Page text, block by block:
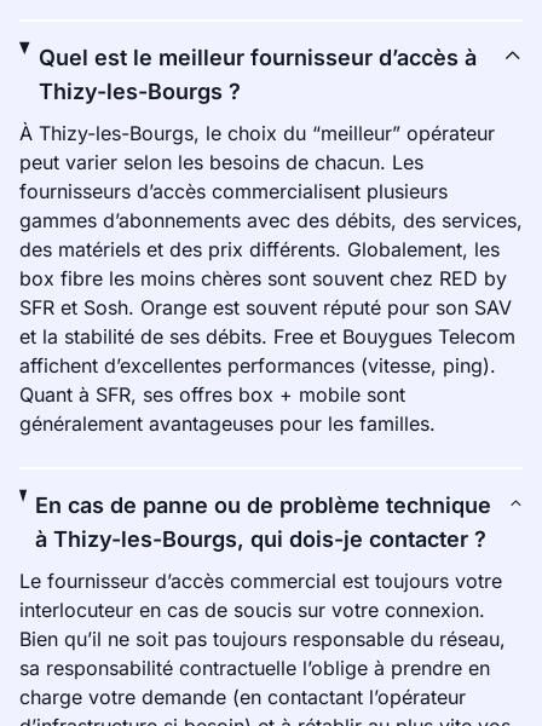
Quel est le meilleur fournisseur d’accès à
Thizy-les-Bourgs ?
À Thizy-les-Bourgs, le choix du “meilleur” opérateur
peut varier selon les besoins de chacun. Les
fournisseurs d’accès commercialisent plusieurs
gammes d’abonnements avec des débits, des services,
des matériels et des prix différents. Globalement, les
box fibre les moins chères sont souvent chez RED by
SFR et Sosh. Orange est souvent réputé pour son SAV
et la stabilité de ses débits. Free et Bouygues Telecom
affichent d’excellentes performances (vitesse, ping).
Quant à SFR, ses offres box + mobile sont
généralement avantageuses pour les familles.
En cas de panne ou de problème technique
à Thizy-les-Bourgs, qui dois-je contacter ?
Le fournisseur d’accès commercial est toujours votre
interlocuteur en cas de soucis sur votre connexion.
Bien qu’il ne soit pas toujours responsable du réseau,
sa responsabilité contractuelle l’oblige à prendre en
charge votre demande (en contactant l’opérateur